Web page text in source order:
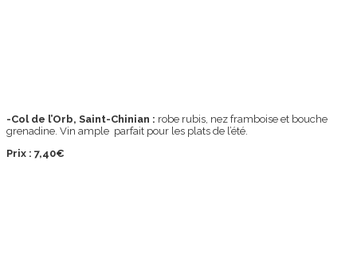
-Col de l’Orb, Saint-Chinian : robe rubis, nez framboise et bouche
grenadine. Vin ample parfait pour les plats de l’été.
Prix : 7,40€